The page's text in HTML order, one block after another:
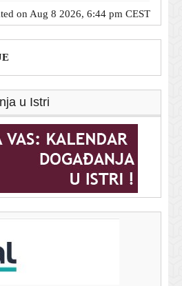
on Aug 8 2026, 6:44 pm CEST
u Istri
od utorka? Plenković sve